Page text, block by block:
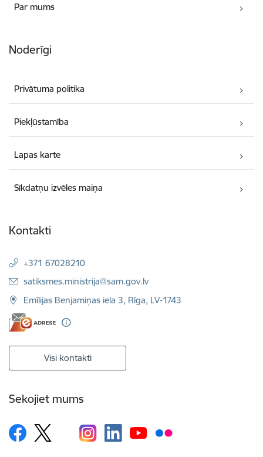
Par mums
Noderīgi
Privātuma politika
Piekļūstamība
Lapas karte
Sīkdatņu izvēles maiņa
Kontakti
+371 67028210
E-pasts:
satiksmes.ministrija@sam.gov.lv
Emīlijas Benjamiņas iela 3, Rīga, LV-1743
Visi kontakti
Sekojiet mums